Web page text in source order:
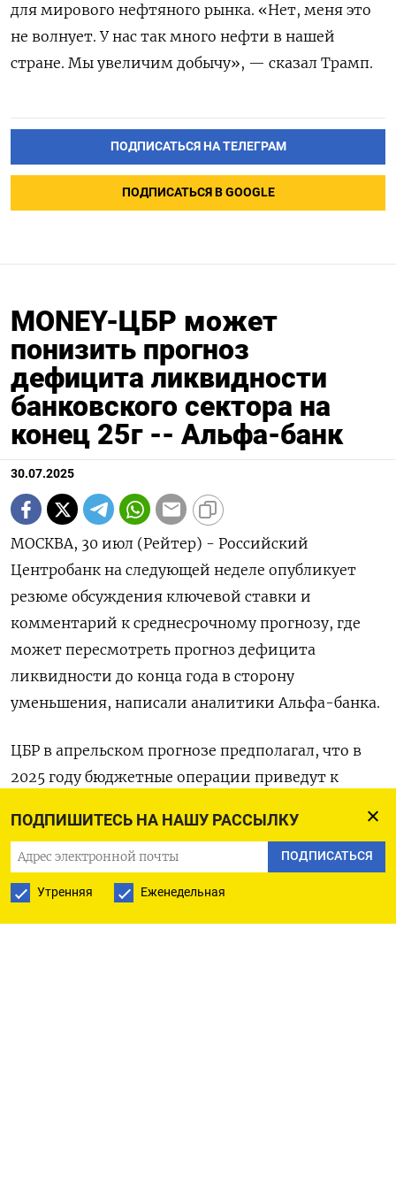
ПОДПИШИТЕСЬ НА НАШУ РАССЫЛКУ
ПОДПИСАТЬСЯ
Утренняя Еженедельная
для мирового нефтяного рынка. «Нет, меня это
не волнует. У нас так много нефти в нашей
стране. Мы увеличим добычу», — сказал Трамп.
ПОДПИСАТЬСЯ НА ТЕЛЕГРАМ
ПОДПИСАТЬСЯ В GOOGLE
MONEY-ЦБР может
понизить прогноз
дефицита ликвидности
банковского сектора на
конец 25г -- Альфа-банк
30.07.2025
МОСКВА, 30 июл (Рейтер) - Российский
Центробанк на следующей неделе опубликует
резюме обсуждения ключевой ставки и
комментарий к среднесрочному прогнозу, где
может пересмотреть прогноз дефицита
ликвидности до конца года в сторону
уменьшения, написали аналитики Альфа-банка.
ЦБР в апрельском прогнозе предполагал, что в
2025 году бюджетные операции приведут к
перейдет от профицита к дефициту
ликвидности, который к концу года оценивается
в 1,2-2,0 триллиона рублей.